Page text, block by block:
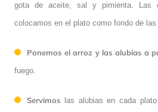
gota de aceite, sal y pimienta. Las
colocamos en el plato como fondo de las
Ponemos el arroz y las alubias a
fuego.
Servimos las alubias en cada